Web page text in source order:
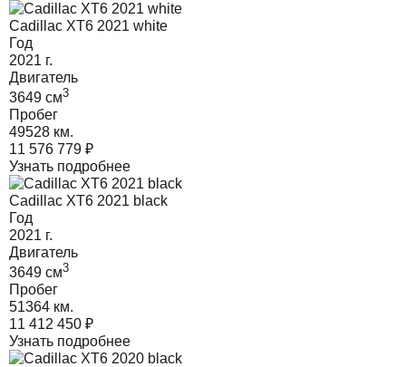
Cadillac XT6 2021 white
Год
2021 г.
Двигатель
3649 cм3
Пробег
49528 км.
11 576 779 ₽
Узнать подробнее
Cadillac XT6 2021 black
Год
2021 г.
Двигатель
3649 cм3
Пробег
51364 км.
11 412 450 ₽
Узнать подробнее